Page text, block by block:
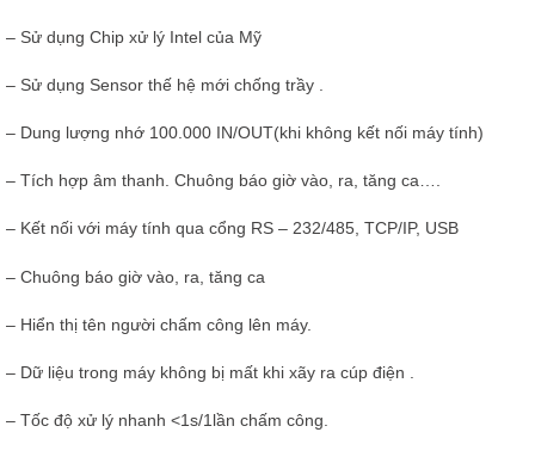
– Sử dụng Chip xử lý Intel của Mỹ
– Sử dụng Sensor thế hệ mới chống trầy .
– Dung lượng nhớ 100.000 IN/OUT(khi không kết nối máy tính)
– Tích hợp âm thanh. Chuông báo giờ vào, ra, tăng ca….
– Kết nối với máy tính qua cổng RS – 232/485, TCP/IP, USB
– Chuông báo giờ vào, ra, tăng ca
– Hiển thị tên người chấm công lên máy.
– Dữ liệu trong máy không bị mất khi xãy ra cúp điện .
– Tốc độ xử lý nhanh <1s/1lần chấm công.